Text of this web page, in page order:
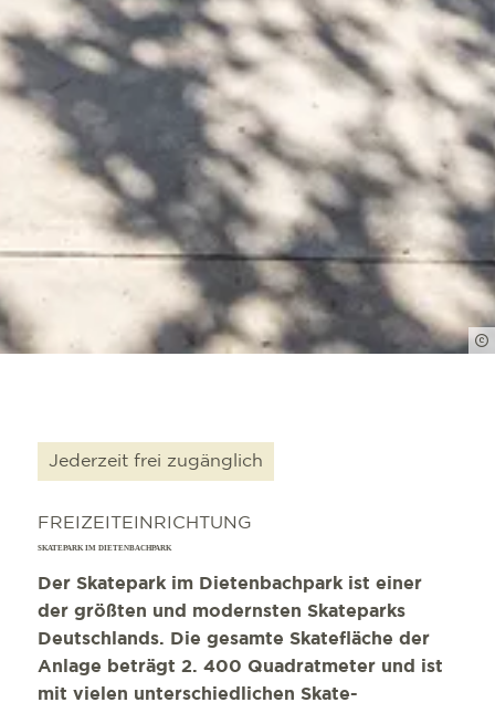
Jederzeit frei zugänglich
FREIZEITEINRICHTUNG
SKATEPARK IM DIETENBACHPARK
Der Skatepark im Dietenbachpark ist einer
der größten und modernsten Skateparks
Deutschlands. Die gesamte Skatefläche der
Anlage beträgt 2. 400 Quadratmeter und ist
mit vielen unterschiedlichen Skate-